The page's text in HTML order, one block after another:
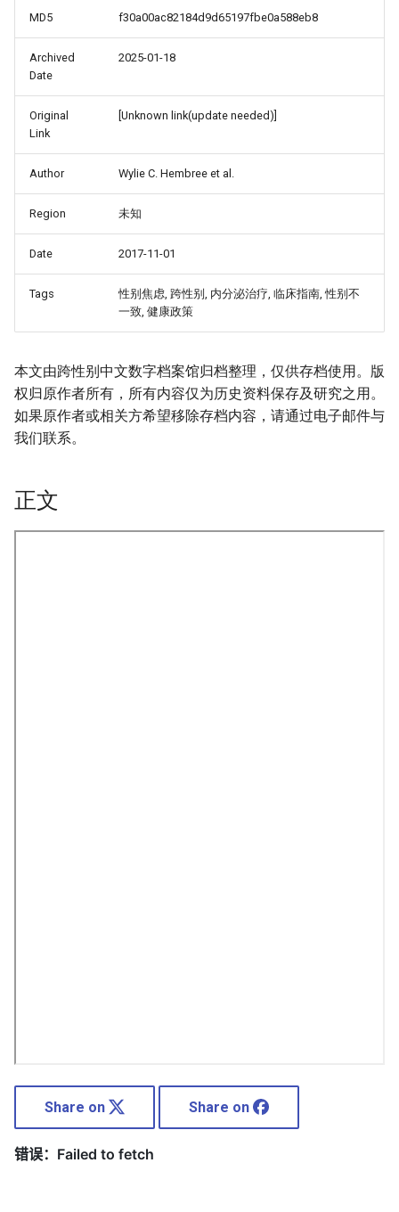
MD5 f30a00ac82184d9d65197fbe0a588eb8
Archived
Date
2025-01-18
Original
Link
[Unknown link(update needed)]
Author Wylie C. Hembree et al.
Region 未知
Date 2017-11-01
Tags
性别焦虑, 跨性别, 内分泌治疗, 临床指南, 性别不
一致, 健康政策
本文由跨性别中文数字档案馆归档整理，仅供存档使用。版
权归原作者所有，所有内容仅为历史资料保存及研究之用。
如果原作者或相关方希望移除存档内容，请通过电子邮件与
我们联系。
正文
Share on Share on